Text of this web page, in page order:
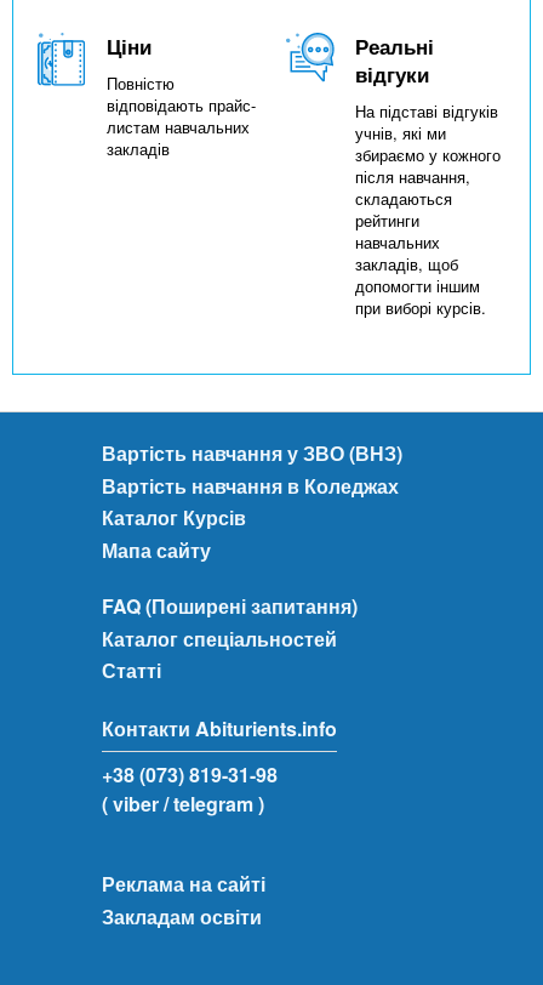
Ціни
Повністю
відповідають прайс-
листам навчальних
закладів
Реальні
відгуки
На підставі відгуків
учнів, які ми
збираємо у кожного
після навчання,
складаються
рейтинги
навчальних
закладів, щоб
допомогти іншим
при виборі курсів.
Вартість навчання у ЗВО (ВНЗ)
Вартість навчання в Коледжах
Каталог Курсів
Мапа сайту
FAQ (Поширені запитання)
Каталог спеціальностей
Статті
Контакти Abiturients.info
+38 (073) 819-31-98
( viber/ telegram )
Реклама на сайті
Закладам освіти